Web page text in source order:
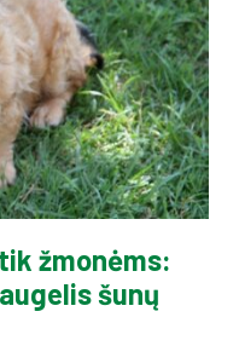
žmonėms:
šunų